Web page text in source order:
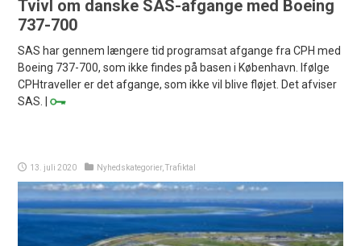
Tvivl om danske SAS-afgange med Boeing
737-700
SAS har gennem længere tid programsat afgange fra CPH med
Boeing 737-700, som ikke findes på basen i København. Ifølge
CPHtraveller er det afgange, som ikke vil blive fløjet. Det afviser
SAS. |
13. juli 2020 Nyhedskategorier, Trafiktal